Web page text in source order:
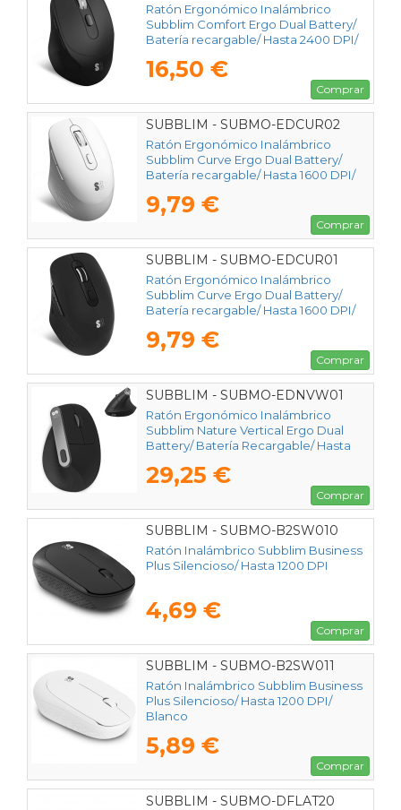
Ratón Ergonómico Inalámbrico
Subblim Comfort Ergo Dual Battery/
Batería recargable/ Hasta 2400 DPI/
16,50 €
Comprar
SUBBLIM - SUBMO-EDCUR02
Ratón Ergonómico Inalámbrico
Subblim Curve Ergo Dual Battery/
Batería recargable/ Hasta 1600 DPI/
9,79 €
Comprar
SUBBLIM - SUBMO-EDCUR01
Ratón Ergonómico Inalámbrico
Subblim Curve Ergo Dual Battery/
Batería recargable/ Hasta 1600 DPI/
9,79 €
Comprar
SUBBLIM - SUBMO-EDNVW01
Ratón Ergonómico Inalámbrico
Subblim Nature Vertical Ergo Dual
Battery/ Batería Recargable/ Hasta
29,25 €
Comprar
SUBBLIM - SUBMO-B2SW010
Ratón Inalámbrico Subblim Business
Plus Silencioso/ Hasta 1200 DPI
4,69 €
Comprar
SUBBLIM - SUBMO-B2SW011
Ratón Inalámbrico Subblim Business
Plus Silencioso/ Hasta 1200 DPI/
Blanco
5,89 €
Comprar
SUBBLIM - SUBMO-DFLAT20